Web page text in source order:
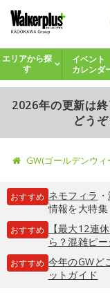
エリアから探
す
イベント
カレンダ
2026年の更新は
どう
GW(ゴールデンウィ
おすすめ ネモフィラ ・
情報を大特集
おすすめ
【最大12連
ら？混雑ピ
おすすめ 今年のGWど
ットガイド